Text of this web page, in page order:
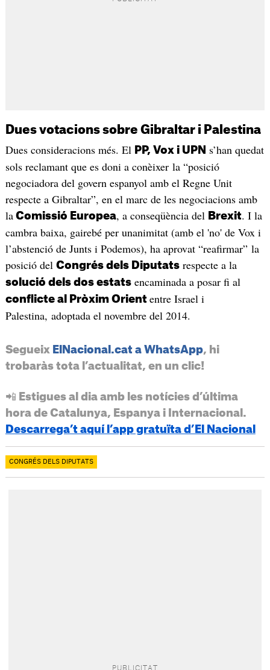
Dues votacions sobre Gibraltar i Palestina
Dues consideracions més. El PP, Vox i UPN s’han quedat
sols reclamant que es doni a conèixer la “posició
negociadora del govern espanyol amb el Regne Unit
respecte a Gibraltar”, en el marc de les negociacions amb
laComissió Europea, a conseqüència del Brexit. I la
cambra baixa, gairebé per unanimitat (amb el 'no' de Vox i
l’abstenció de Junts i Podemos), ha aprovat “reafirmar” la
posició del Congrés dels Diputatsrespecte a la
solució dels dos estatsencaminada a posar fi al
conflicte al Pròxim Orient entre Israel i
Palestina, adoptada el novembre del 2014.
Segueix ElNacional.cat a WhatsApp, hi
trobaràs tota l’actualitat, en un clic!
📲 Estigues al dia amb les notícies d’última
hora de Catalunya, Espanya i Internacional.
Descarrega’t aquí l’app gratuïta d’El Nacional
CONGRÉS DELS DIPUTATS